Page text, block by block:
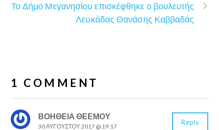
Το Δήμο Μεγανησίου επισκέφθηκε ο βουλευτής
Λευκάδας Θανάσης Καββαδάς
1 COMMENT
ΒΟΗΘΕΙΑ ΘΕΕΜΟΥ
30 ΑΥΓΟΎΣΤΟΥ 2017 @ 19:17
Reply